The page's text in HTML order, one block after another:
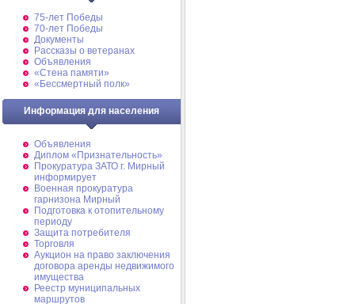
75-лет Победы
70-лет Победы
Документы
Рассказы о ветеранах
Объявления
«Стена памяти»
«Бессмертный полк»
Информация для населения
Объявления
Диплом «Признательность»
Прокуратура ЗАТО г. Мирный
информирует
Военная прокуратура
гарнизона Мирный
Подготовка к отопительному
периоду
Защита потребителя
Торговля
Аукцион на право заключения
договора аренды недвижимого
имущества
Реестр муниципальных
маршрутов